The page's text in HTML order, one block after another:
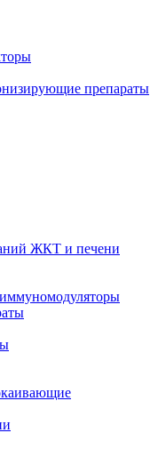
препараты
ЖКТ и печени